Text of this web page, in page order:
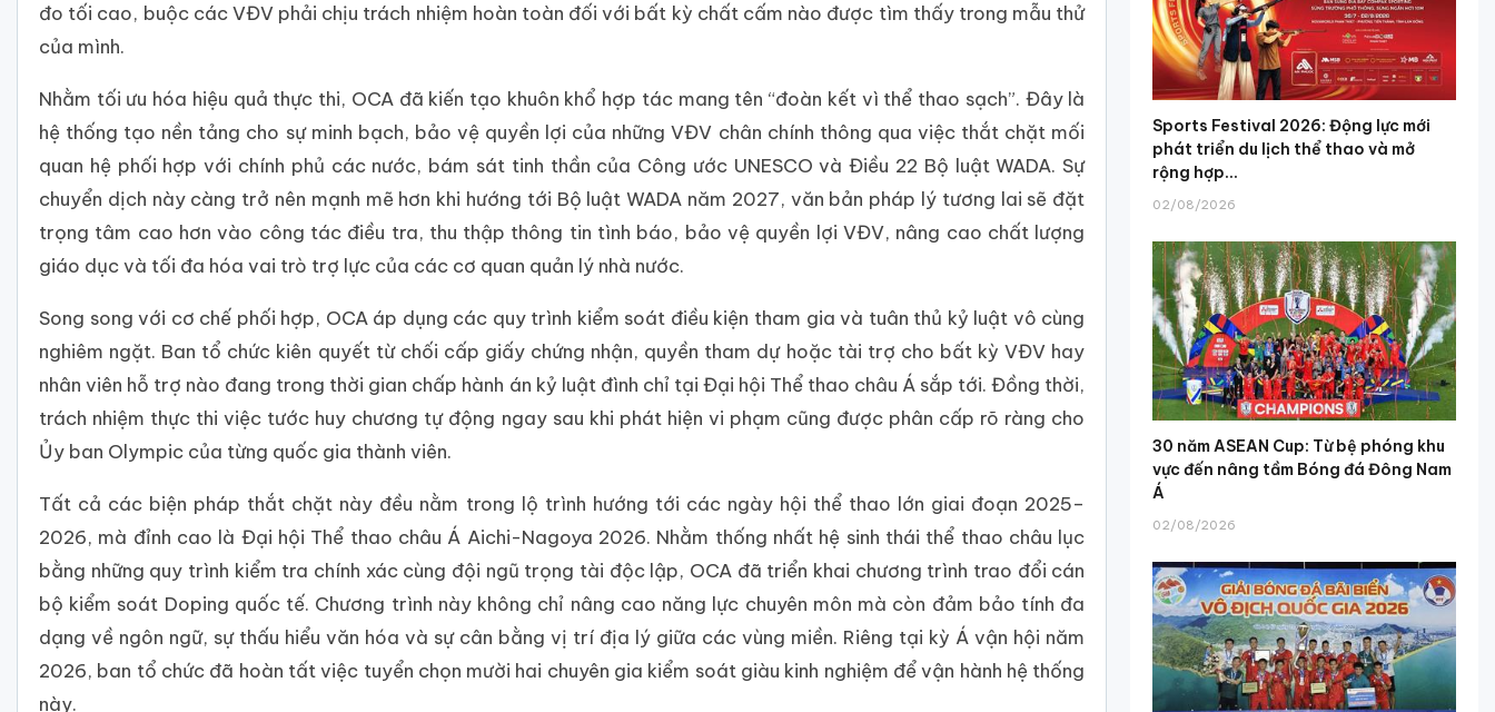
đo tối cao, buộc các VĐV phải chịu trách nhiệm hoàn toàn đối với bất kỳ chất cấm nào được tìm thấy trong mẫu thử
của mình.
Nhằm tối ưu hóa hiệu quả thực thi, OCA đã kiến tạo khuôn khổ hợp tác mang tên “đoàn kết vì thể thao sạch”. Đây là
hệ thống tạo nền tảng cho sự minh bạch, bảo vệ quyền lợi của những VĐV chân chính thông qua việc thắt chặt mối
quan hệ phối hợp với chính phủ các nước, bám sát tinh thần của Công ước UNESCO và Điều 22 Bộ luật WADA. Sự
chuyển dịch này càng trở nên mạnh mẽ hơn khi hướng tới Bộ luật WADA năm 2027, văn bản pháp lý tương lai sẽ đặt
trọng tâm cao hơn vào công tác điều tra, thu thập thông tin tình báo, bảo vệ quyền lợi VĐV, nâng cao chất lượng
giáo dục và tối đa hóa vai trò trợ lực của các cơ quan quản lý nhà nước.
Song song với cơ chế phối hợp, OCA áp dụng các quy trình kiểm soát điều kiện tham gia và tuân thủ kỷ luật vô cùng
nghiêm ngặt. Ban tổ chức kiên quyết từ chối cấp giấy chứng nhận, quyền tham dự hoặc tài trợ cho bất kỳ VĐV hay
nhân viên hỗ trợ nào đang trong thời gian chấp hành án kỷ luật đình chỉ tại Đại hội Thể thao châu Á sắp tới. Đồng thời,
trách nhiệm thực thi việc tước huy chương tự động ngay sau khi phát hiện vi phạm cũng được phân cấp rõ ràng cho
Ủy ban Olympic của từng quốc gia thành viên.
Tất cả các biện pháp thắt chặt này đều nằm trong lộ trình hướng tới các ngày hội thể thao lớn giai đoạn 2025–
2026, mà đỉnh cao là Đại hội Thể thao châu Á Aichi-Nagoya 2026. Nhằm thống nhất hệ sinh thái thể thao châu lục
bằng những quy trình kiểm tra chính xác cùng đội ngũ trọng tài độc lập, OCA đã triển khai chương trình trao đổi cán
bộ kiểm soát Doping quốc tế. Chương trình này không chỉ nâng cao năng lực chuyên môn mà còn đảm bảo tính đa
dạng về ngôn ngữ, sự thấu hiểu văn hóa và sự cân bằng vị trí địa lý giữa các vùng miền. Riêng tại kỳ Á vận hội năm
2026, ban tổ chức đã hoàn tất việc tuyển chọn mười hai chuyên gia kiểm soát giàu kinh nghiệm để vận hành hệ thống
này.
Sports Festival 2026: Động lực mới
phát triển du lịch thể thao và mở
rộng hợp...
02/08/2026
30 năm ASEAN Cup: Từ bệ phóng khu
vực đến nâng tầm Bóng đá Đông Nam
Á
02/08/2026